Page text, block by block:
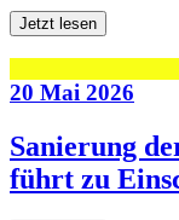
Jetzt lesen
20 Mai 2026
Sanierung
führt zu